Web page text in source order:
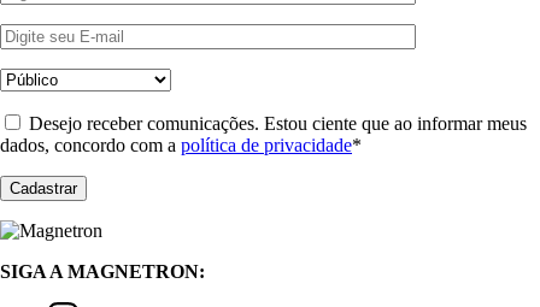
Desejo receber comunicações. Estou ciente que ao informar meus
dados, concordo com a política de privacidade*
SIGA A MAGNETRON: